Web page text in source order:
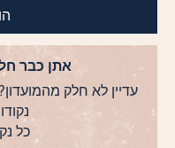
אתן כבר
כל